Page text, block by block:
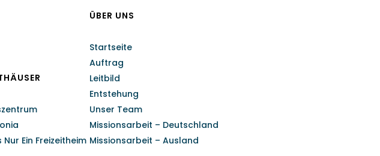
Nur Ein Freizeitheim
ÜBER UNS
Startseite
Auftrag
Leitbild
Entstehung
Unser Team
Missionsarbeit – Deutschland
Missionsarbeit – Ausland